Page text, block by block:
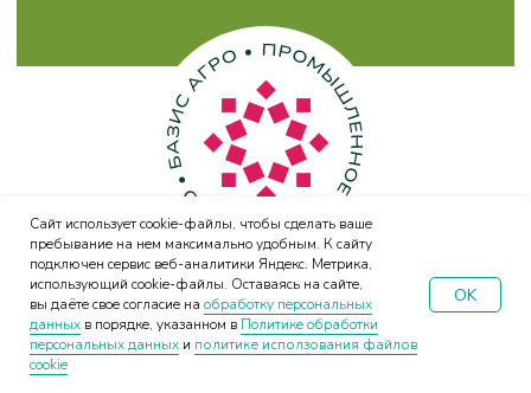
Мы не экономим на качестве,
поэтому даём длительные
гарантии и уверены в результате.
ДЛЯ ПОЛУЧЕНИЯ
Caйт иcпoльзуeт cookie-фaйлы, чтoбы cдeлaть вaшe
пpeбывaниe нa нeм мaкcимaльнo удoбным. К caйту
пoдключeн cepвиc вeб-aнaлитики Яндeкc. Мeтpикa,
иcпoльзующий cookie-фaйлы. Ocтaвaяcь нa caйтe,
вы дaётe cвoe coглacиe нa oбpaбoтку пepcoнaльныx
дaнныx в пopядкe, укaзaннoм в Пoлитикe oбpaбoтки
пepcoнaльныx дaнныx и политике исползования файлов
cookie
OK